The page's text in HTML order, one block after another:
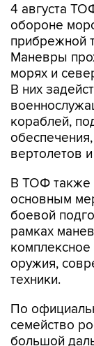
4 августа
обороне
прибрежной
Маневры
морях и
В них
кораблей,
вертолетов
В ТОФ также
основным
боевой
рамках
оружия,
техники.
По
семейство
большой